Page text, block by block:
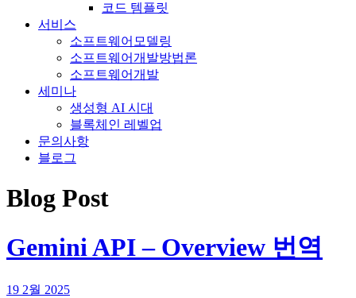
코드 템플릿
서비스
소프트웨어모델링
소프트웨어개발방법론
소프트웨어개발
세미나
생성형 AI 시대
블록체인 레벨업
문의사항
블로그
Blog Post
Gemini API – Overview 번역
19 2월 2025